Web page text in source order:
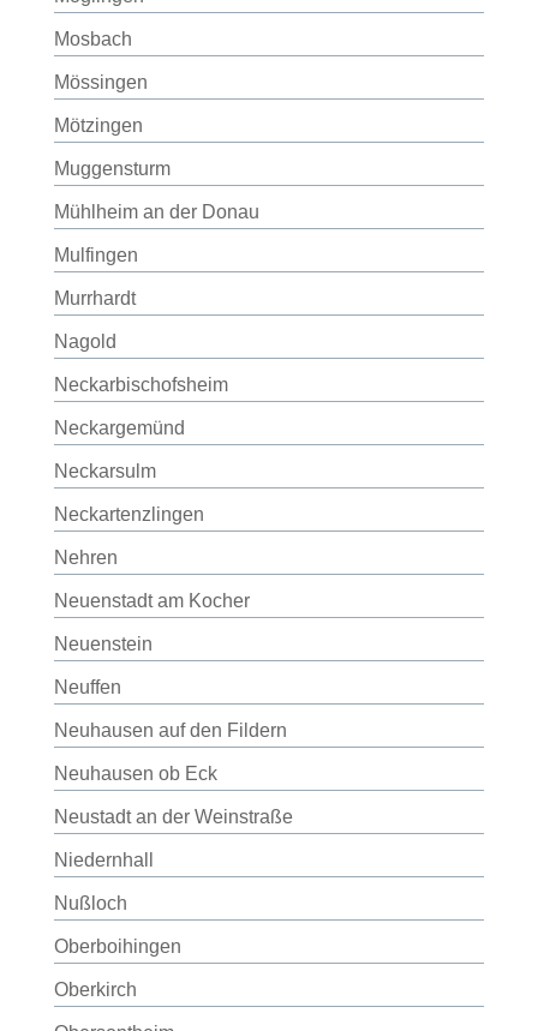
Mosbach
Mössingen
Mötzingen
Muggensturm
Mühlheim an der Donau
Mulfingen
Murrhardt
Nagold
Neckarbischofsheim
Neckargemünd
Neckarsulm
Neckartenzlingen
Nehren
Neuenstadt am Kocher
Neuenstein
Neuffen
Neuhausen auf den Fildern
Neuhausen ob Eck
Neustadt an der Weinstraße
Niedernhall
Nußloch
Oberboihingen
Oberkirch